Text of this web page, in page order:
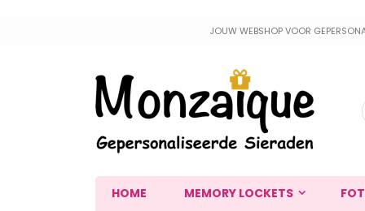
inhoud
JOUW WEBSHOP VOOR
HOME MEMORY LOCKETS